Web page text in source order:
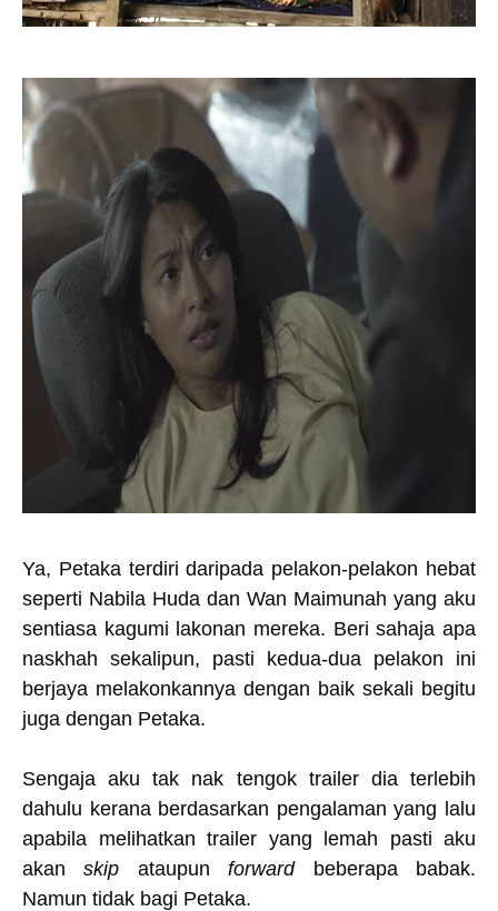
Ya, Petaka terdiri daripada pelakon-pelakon hebat
seperti Nabila Huda dan Wan Maimunah yang aku
sentiasa kagumi lakonan mereka. Beri sahaja apa
naskhah sekalipun, pasti kedua-dua pelakon ini
berjaya melakonkannya dengan baik sekali begitu
juga dengan Petaka.
Sengaja aku tak nak tengok trailer dia terlebih
dahulu kerana berdasarkan pengalaman yang lalu
apabila melihatkan trailer yang lemah pasti aku
akanskip ataupunforward
beberapa babak.
Namun tidak bagi Petaka.